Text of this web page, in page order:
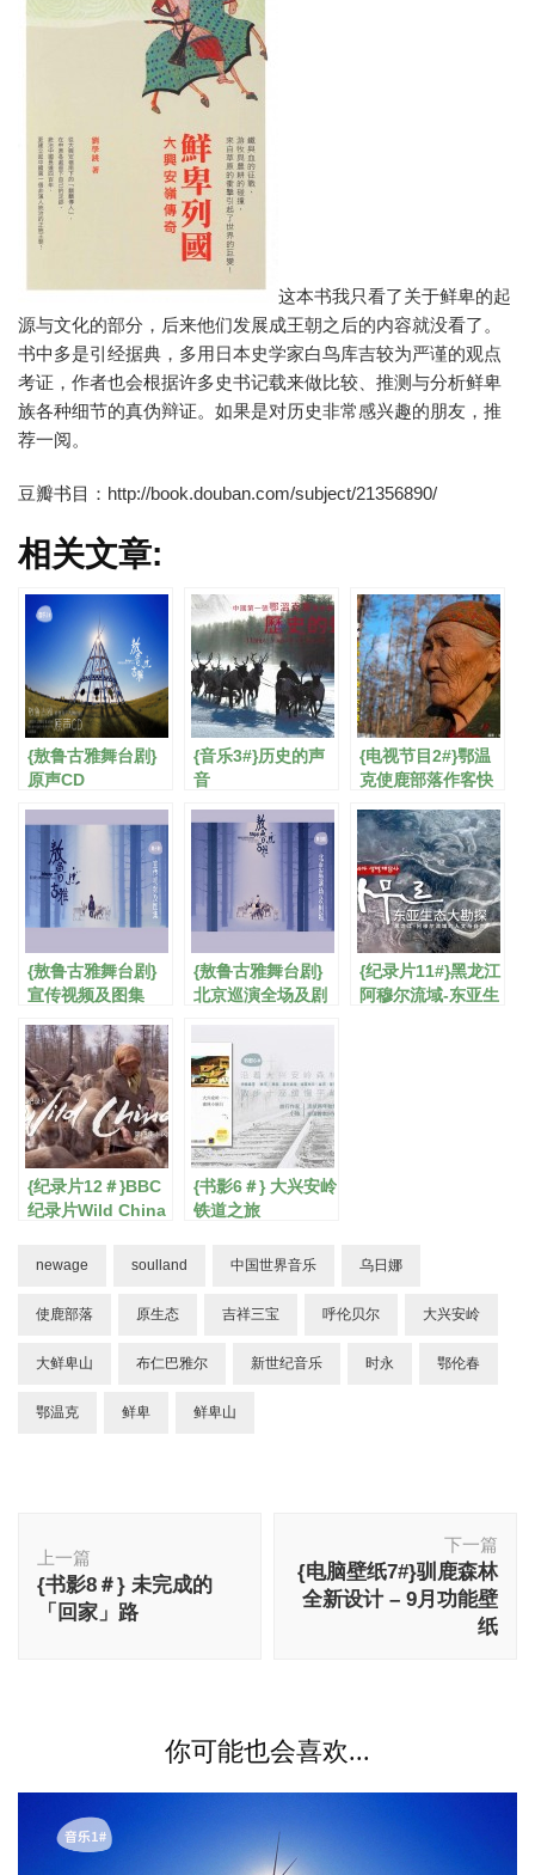
这本书我只看了关于鲜卑的起
源与文化的部分，后来他们发展成王朝之后的内容就没看了。
书中多是引经据典，多用日本史学家白鸟库吉较为严谨的观点
考证，作者也会根据许多史书记载来做比较、推测与分析鲜卑
族各种细节的真伪辩证。如果是对历史非常感兴趣的朋友，推
荐一阅。
豆瓣书目：http://book.douban.com/subject/21356890/
相关文章:
{敖鲁古雅舞台剧}
原声CD
{音乐3#}历史的声
音
{电视节目2#}鄂温
克使鹿部落作客快
{敖鲁古雅舞台剧}
宣传视频及图集
{敖鲁古雅舞台剧}
北京巡演全场及剧
{纪录片11#}黑龙江
阿穆尔流域-东亚生
{纪录片12＃}BBC
纪录片Wild China
{书影6＃} 大兴安岭
铁道之旅
newage soulland 中国世界音乐 乌日娜
使鹿部落 原生态 吉祥三宝 呼伦贝尔 大兴安岭
大鲜卑山 布仁巴雅尔 新世纪音乐 时永 鄂伦春
鄂温克 鲜卑 鲜卑山
导
上一篇
{书影8＃} 未完成的
「回家」路
下一篇
{电脑壁纸7#}驯鹿森林
全新设计 – 9月功能壁
纸
你可能也会喜欢...